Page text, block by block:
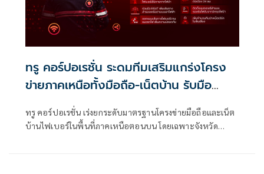
ทรู คอร์ปอเรชั่น ระดมทีมเสริมแกร่งโครง
ข่ายภาคเหนือทั้งมือถือ-เน็ตบ้าน รับมือ
วิกฤตไฟป่า-PM2.5 ย้ำสื่อสารต้องพร้อมใน
ทุกสถานการณ์ฉุกเฉิน
ทรู คอร์ปอเรชั่น เร่งยกระดับมาตรฐานโครงข่ายมือถือและเน็ต
บ้านไฟเบอร์ในพื้นที่ภาคเหนือตอนบน โดยเฉพาะจังหวัด